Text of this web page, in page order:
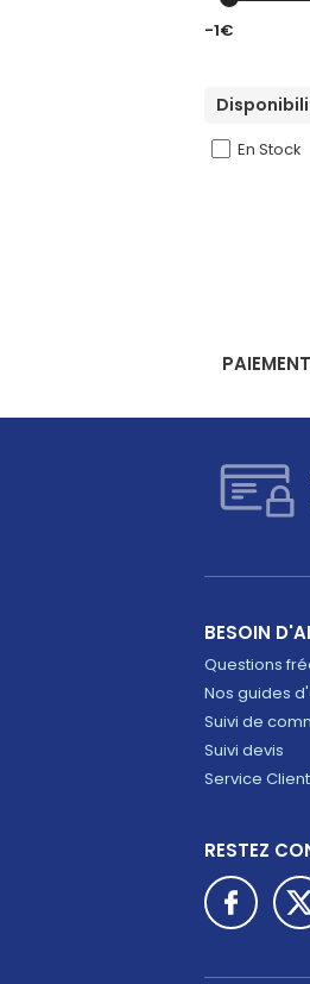
-1€
En Stock
BESOIN
Questions
Nos guides
Suivi de
Suivi devis
Service
RESTEZ